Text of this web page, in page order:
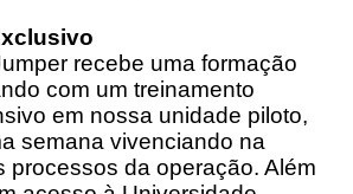
recebe uma formação
com um treinamento
em nossa unidade piloto,
semana vivenciando na
processos da operação. Além